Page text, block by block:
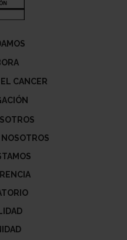
CANCER